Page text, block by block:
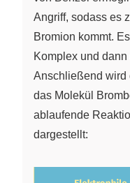
Angriff, sodass es
Bromion kommt.
Komplex und dann
Anschließend wird
das Molekül
ablaufende
dargestellt: